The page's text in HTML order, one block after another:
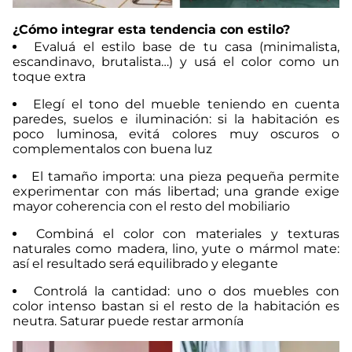
¿Cómo integrar esta tendencia con estilo?
Evaluá el estilo base de tu casa (minimalista,
escandinavo, brutalista…) y usá el color como un
toque extra
Elegí el tono del mueble teniendo en cuenta
paredes, suelos e iluminación: si la habitación es
poco luminosa, evitá colores muy oscuros o
complementalos con buena luz
El tamaño importa: una pieza pequeña permite
experimentar con más libertad; una grande exige
mayor coherencia con el resto del mobiliario
Combiná el color con materiales y texturas
naturales como madera, lino, yute o mármol mate:
así el resultado será equilibrado y elegante
Controlá la cantidad: uno o dos muebles con
color intenso bastan si el resto de la habitación es
neutra. Saturar puede restar armonía